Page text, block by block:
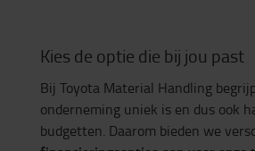
Kies de optie die bij jou past
Bij Toyota Material Handling
onderneming uniek is en dus ook
budgetten. Daarom bieden we